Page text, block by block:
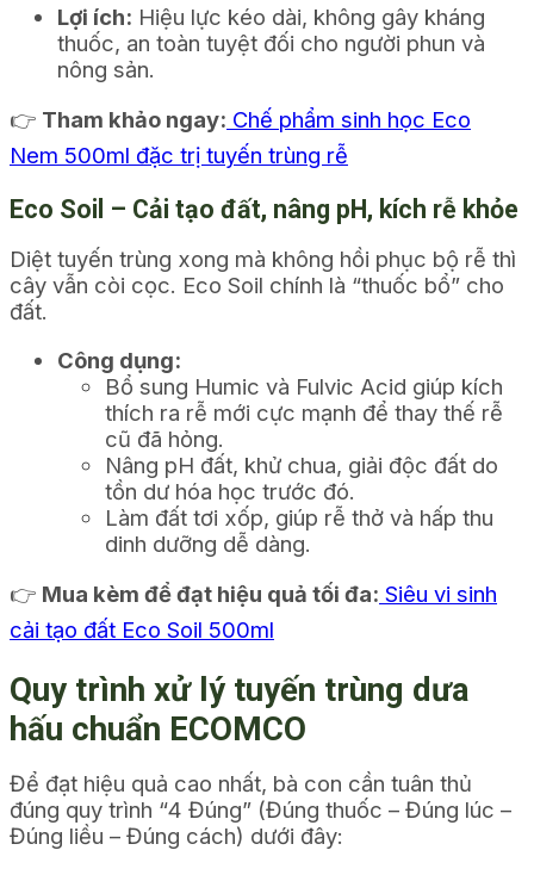
Lợi ích: Hiệu lực kéo dài, không gây kháng
thuốc, an toàn tuyệt đối cho người phun và
nông sản.
👉 Tham khảo ngay: Chế phẩm sinh học Eco
Nem 500ml đặc trị tuyến trùng rễ
Eco Soil – Cải tạo đất, nâng pH, kích rễ khỏe
Diệt tuyến trùng xong mà không hồi phục bộ rễ thì
cây vẫn còi cọc. Eco Soil chính là “thuốc bổ” cho
đất.
Công dụng:
Bổ sung Humic và Fulvic Acid giúp kích
thích ra rễ mới cực mạnh để thay thế rễ
cũ đã hỏng.
Nâng pH đất, khử chua, giải độc đất do
tồn dư hóa học trước đó.
Làm đất tơi xốp, giúp rễ thở và hấp thu
dinh dưỡng dễ dàng.
👉 Mua kèm để đạt hiệu quả tối đa: Siêu vi sinh
cải tạo đất Eco Soil 500ml
Quy trình xử lý tuyến trùng dưa
hấu chuẩn ECOMCO
Để đạt hiệu quả cao nhất, bà con cần tuân thủ
đúng quy trình “4 Đúng” (Đúng thuốc – Đúng lúc –
Đúng liều – Đúng cách) dưới đây: